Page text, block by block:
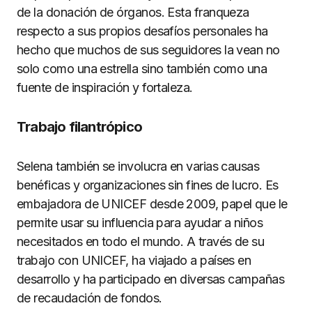
de la donación de órganos. Esta franqueza
respecto a sus propios desafíos personales ha
hecho que muchos de sus seguidores la vean no
solo como una estrella sino también como una
fuente de inspiración y fortaleza.
Trabajo filantrópico
Selena también se involucra en varias causas
benéficas y organizaciones sin fines de lucro. Es
embajadora de UNICEF desde 2009, papel que le
permite usar su influencia para ayudar a niños
necesitados en todo el mundo. A través de su
trabajo con UNICEF, ha viajado a países en
desarrollo y ha participado en diversas campañas
de recaudación de fondos.